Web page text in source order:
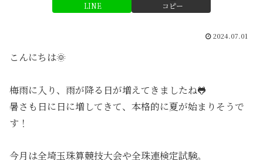
LINE コピー
2024.07.01
こんにちは🌞
梅雨に入り、雨が降る日が増えてきましたね🐸
暑さも日に日に増してきて、本格的に夏が始まりそうで
す！
今月は全埼玉珠算競技大会や全珠連検定試験。